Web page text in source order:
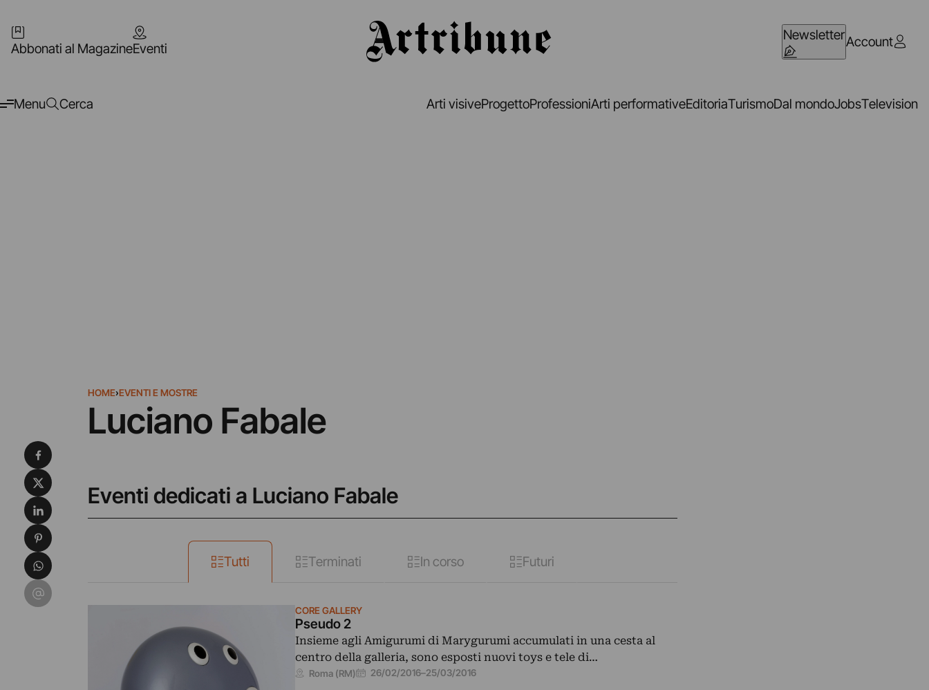
Abbonati al MagazineEventi
NewsletterAccount
Menu Cerca Arti visiveProgettoProfessioniArti performativeEditoriaTurismoDal mondoJobsTelevision
HOME›EVENTI E MOSTRE
Luciano Fabale
Eventi dedicati a Luciano Fabale
Tutti Terminati In corso Futuri
CORE GALLERY
Pseudo 2
Insieme agli Amigurumi di Marygurumi accumulati in una cesta al
centro della galleria, sono esposti nuovi toys e tele di…
Roma (RM) 26/02/2016–25/03/2016
Condividi su Facebook
Condividi su X
Condividi su LinkedIn
Condividi su Pinterest
Condividi su WhatsApp
Condividi su Email